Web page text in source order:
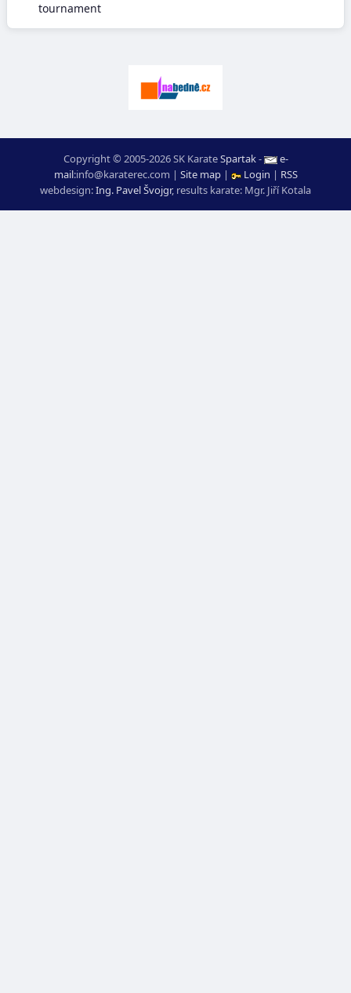
tournament
Copyright © 2005-2026 SK KarateSpartak-
e-
mail:moc.ceretarak@ofni | Site map| Login | RSS
webdesign:Ing. Pavel Švojgr, results karate: Mgr. Jiří Kotala